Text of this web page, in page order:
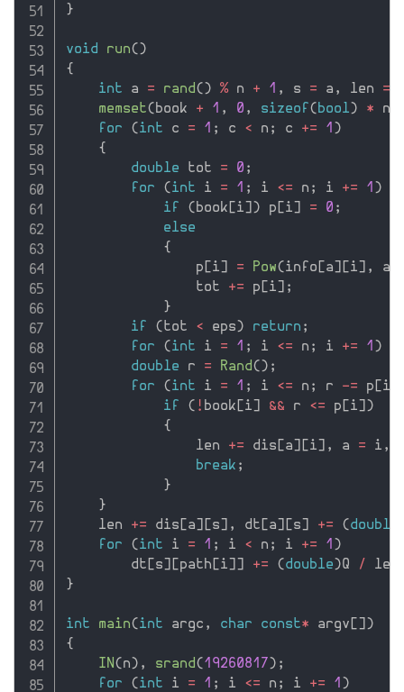
}
void run( )
{
int a = rand ( ) % n + 1 , s = a , len =
memset( book + 1 , 0 , sizeof ( bool ) * n
for
( int c = 1 ; c < n ; c += 1 )
{
double tot = 0 ;
for
( int i = 1 ; i <= n ; i += 1 )
if
( book i ) p i = 0 ;
else
{
                p
i = Pow( info a i ,
                tot
+= p i
;
}
if
( tot < eps ) return ;
for
( int i = 1 ; i <= n ; i += 1 )
double r = Rand ( ) ;
for
( int i = 1 ; i <= n ; r -= p i
if
( ! book i && r <= p i
)
{
                len
+= dis a i , a = i ,
break ;
}
}
    len
+= dis a s , dt a s += ( double
for
( int i = 1 ; i < n ; i += 1 )
        dt
s path i += ( double )Q / len
}
int main( int argc , char const* argv
)
{
IN ( n ) , srand ( 19260817 ) ;
for
( int i = 1 ; i <= n ; i += 1 )